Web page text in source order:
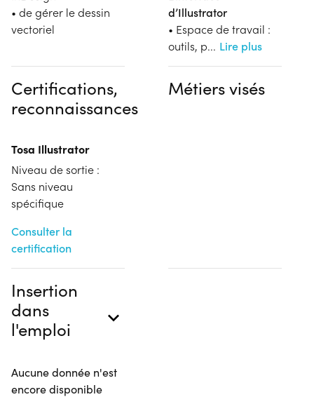
• de gérer le dessin
vectoriel
d’Illustrator
• Espace de travail :
outils, p... Lire plus
Certifications,
reconnaissances
Tosa Illustrator
Niveau de sortie :
Sans niveau
spécifique
Consulter la
certification
Métiers visés
Insertion
dans
l'emploi
Aucune donnée n'est
encore disponible